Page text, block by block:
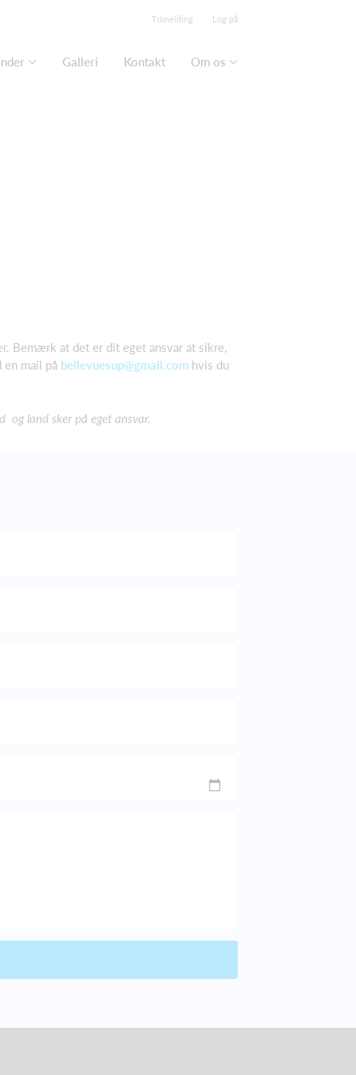
Tilmelding Log på
Galleri Kontakt Om os
Bemærk at det er dit eget ansvar at sikre,
mail på bellevuesup@gmail.com hvis du
og land sker på eget ansvar.